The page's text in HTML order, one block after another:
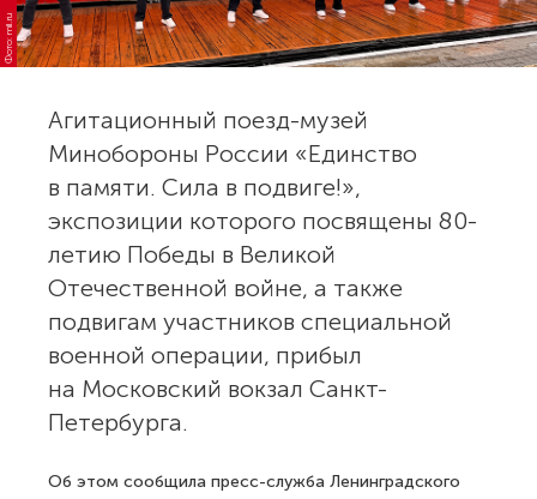
Фото: mil.ru
Агитационный поезд-музей
Минобороны России «Единство
в памяти. Сила в подвиге!»,
экспозиции которого посвящены 80-
летию Победы в Великой
Отечественной войне, а также
подвигам участников специальной
военной операции, прибыл
на Московский вокзал Санкт-
Петербурга.
Об этом сообщила пресс-служба Ленинградского